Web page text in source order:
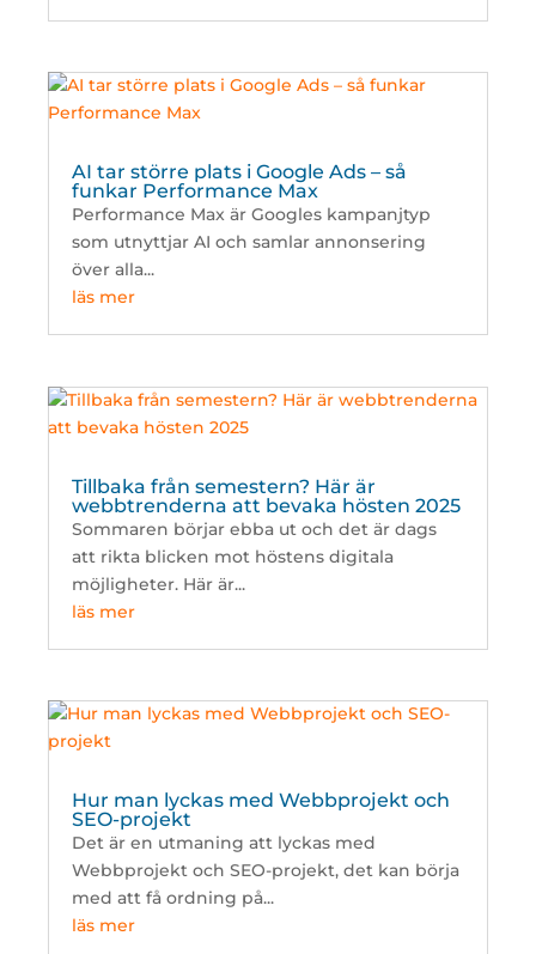
AI tar större plats i Google Ads – så
funkar Performance Max
Performance Max är Googles kampanjtyp
som utnyttjar AI och samlar annonsering
över alla...
läs mer
Tillbaka från semestern? Här är
webbtrenderna att bevaka hösten 2025
Sommaren börjar ebba ut och det är dags
att rikta blicken mot höstens digitala
möjligheter. Här är...
läs mer
Hur man lyckas med Webbprojekt och
SEO-projekt
Det är en utmaning att lyckas med
Webbprojekt och SEO-projekt, det kan börja
med att få ordning på...
läs mer